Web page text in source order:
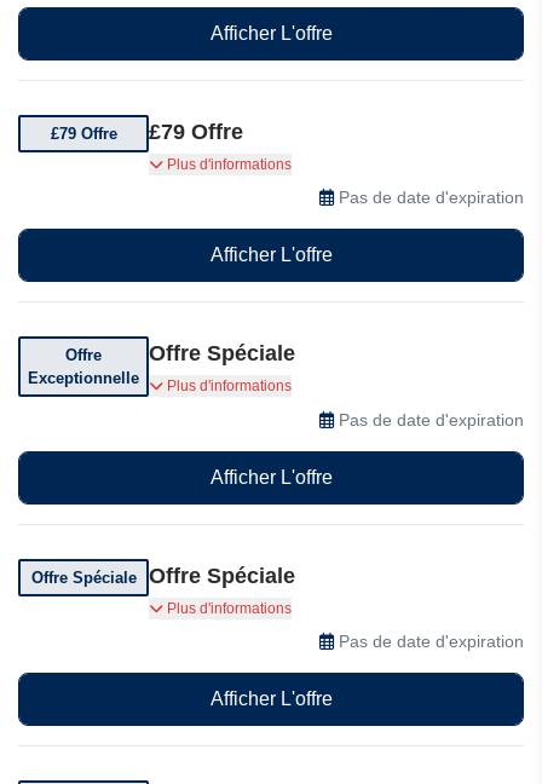
monde.
Afficher L'offre
£79 Offre £79 Offre
Profitez d'Avis Drive Gold pour seulement £79
Plus d'informations
Pas de date d'expiration
Afficher L'offre
Offre
Exceptionnelle
Offre Spéciale
Aucuns frais d'annulation, remboursement
intégral en espèces chez Avis
Plus d'informations
Pas de date d'expiration
Afficher L'offre
Offre Spéciale Offre Spéciale
Location de voiture longue durée flexible Profitez
d'une plage de kilométrage flexible adaptée à
votre trajet et recevez un conducteur
supplémentaire gratuit.
Plus d'informations
Pas de date d'expiration
Afficher L'offre